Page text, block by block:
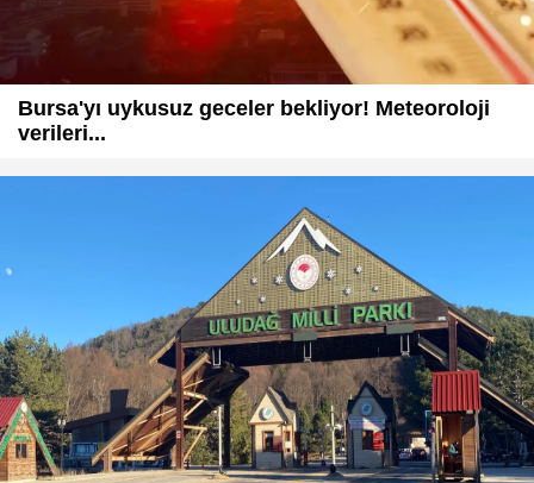
Bursa'yı uykusuz geceler bekliyor! Meteoroloji
verileri...